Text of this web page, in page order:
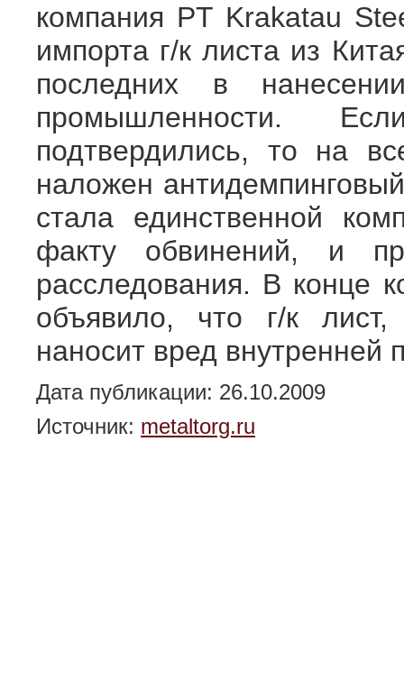
компания PT Krakatau
импорта г/к листа из
последних в
промышленности.
подтвердились, то на
наложен
стала единственной
факту обвинений, и
расследования. В конце
объявило, что г/к
наносит вред
Дата публикации: 26.10.2009
Источник: metaltorg.ru